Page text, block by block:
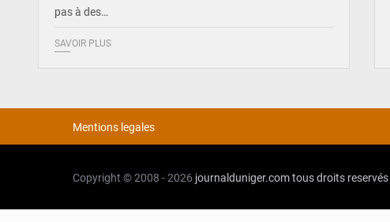
pas à des…
SAVOIR PLUS
Mentions legales
Copyright © 2008 - 2026 journalduniger.comtous droits reservés